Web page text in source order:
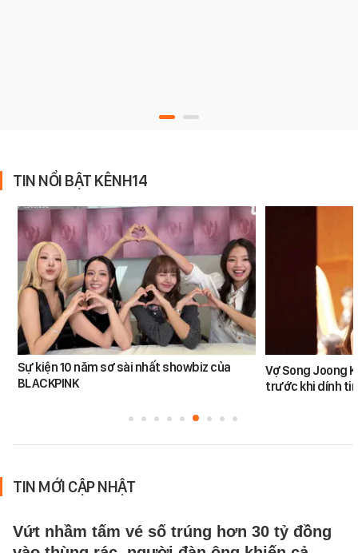
TIN NỔI BẬT KÊNH14
Sự kiện 10 năm sơ sài nhất showbiz của
BLACKPINK
Vợ Song Joong
trước khi dính
TIN MỚI CẬP NHẬT
Vứt nhầm tấm vé số trúng hơn 30 tỷ đồng